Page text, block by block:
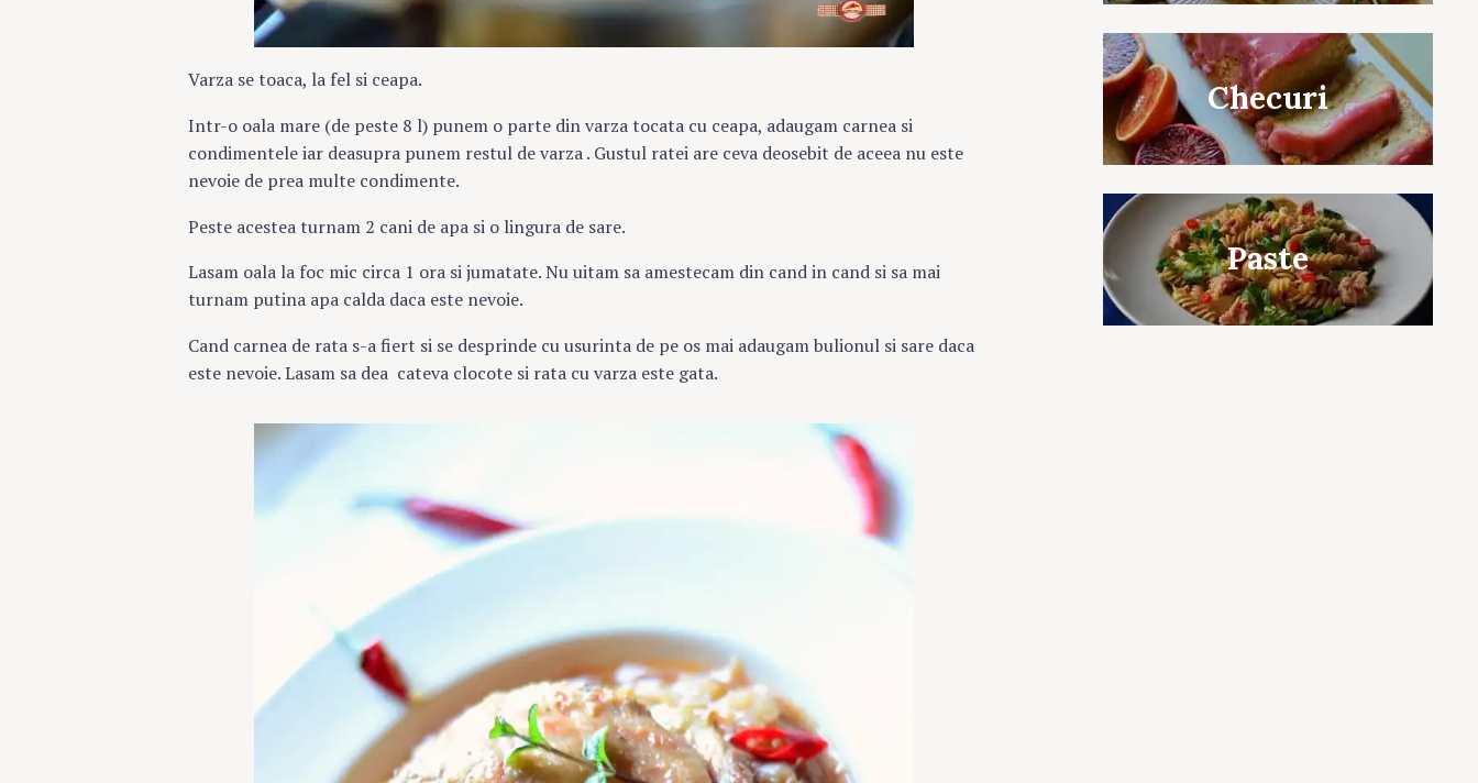
Checuri
Paste
Varza se toaca, la fel si ceapa.
Intr-o oala mare (de peste 8 l) punem o parte din varza tocata cu ceapa, adaugam carnea si
condimentele iar deasupra punem restul de varza . Gustul ratei are ceva deosebit de aceea nu este
nevoie de prea multe condimente.
Peste acestea turnam 2 cani de apa si o lingura de sare.
Lasam oala la foc mic circa 1 ora si jumatate. Nu uitam sa amestecam din cand in cand si sa mai
turnam putina apa calda daca este nevoie.
Cand carnea de rata s-a fiert si se desprinde cu usurinta de pe os mai adaugam bulionul si sare daca
este nevoie. Lasam sa dea cateva clocote si rata cu varza este gata.